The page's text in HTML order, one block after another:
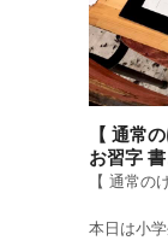
【 通常
お習字
【 通常の
本日は小